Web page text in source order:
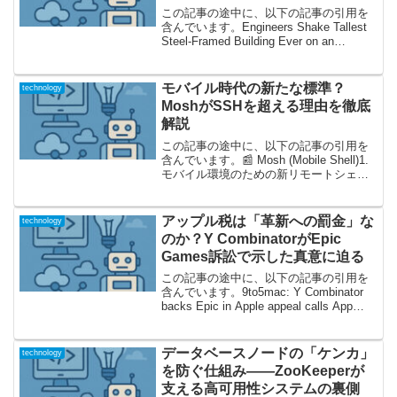
この記事の途中に、以下の記事の引用を
含んでいます。Engineers Shake Tallest
Steel-Framed Building Ever on an
technology
モバイル時代の新たな標準？
MoshがSSHを超える理由を徹底
解説
この記事の途中に、以下の記事の引用を
含んでいます。📰 Mosh (Mobile Shell)1.
モバイル環境のための新リモートシェル
す。従来の定番はSSHですが、...
technology
アップル税は「革新への罰金」な
のか？Y CombinatorがEpic
Games訴訟で示した真意に迫る
この記事の途中に、以下の記事の引用を
含んでいます。9to5mac: Y Combinator
backs Epic in Apple appeal calls App
technology
データベースノードの「ケンカ」
を防ぐ仕組み――ZooKeeperが
支える高可用性システムの裏側